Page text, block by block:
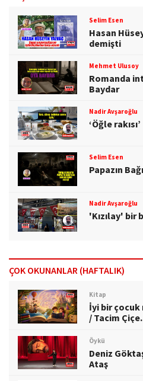
Selim Esen
Hasan
demişti
Mehmet Ulusoy
Romanda
Baydar
Nadir Avşaroğlu
‘Öğle rakısı’
Selim Esen
Papazın Bağı
Nadir Avşaroğlu
'Kızılay' bir
ÇOK OKUNANLAR (HAFTALIK)
Kitap
İyi bir çocuk
/ Tacim
Öykü
Deniz
Ataş